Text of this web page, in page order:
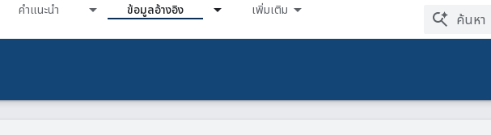
คำแนะนำ ข้อมูลอ้างอิง เพิ่มเติม